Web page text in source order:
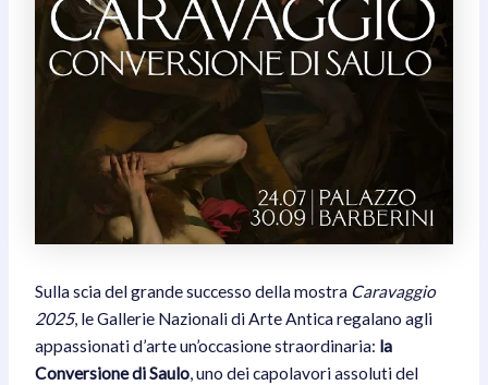
Sulla scia del grande successo della mostra Caravaggio
2025, le Gallerie Nazionali di Arte Antica regalano agli
appassionati d’arte un’occasione straordinaria: la
Conversione di Saulo , uno dei capolavori assoluti del